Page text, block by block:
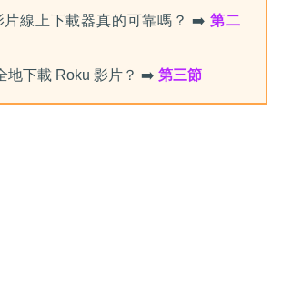
片線上下載器真的可靠嗎？ ➡️第二
地下載 Roku 影片？ ➡️ 第三節